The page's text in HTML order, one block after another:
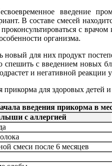
введение
В составе смесей
с врачом
организма.
для них продукт
спешить с введением новых
и негативной реакции
для здоровых детей
введения прикорма в
с аллергией
смеси после 6 месяцев